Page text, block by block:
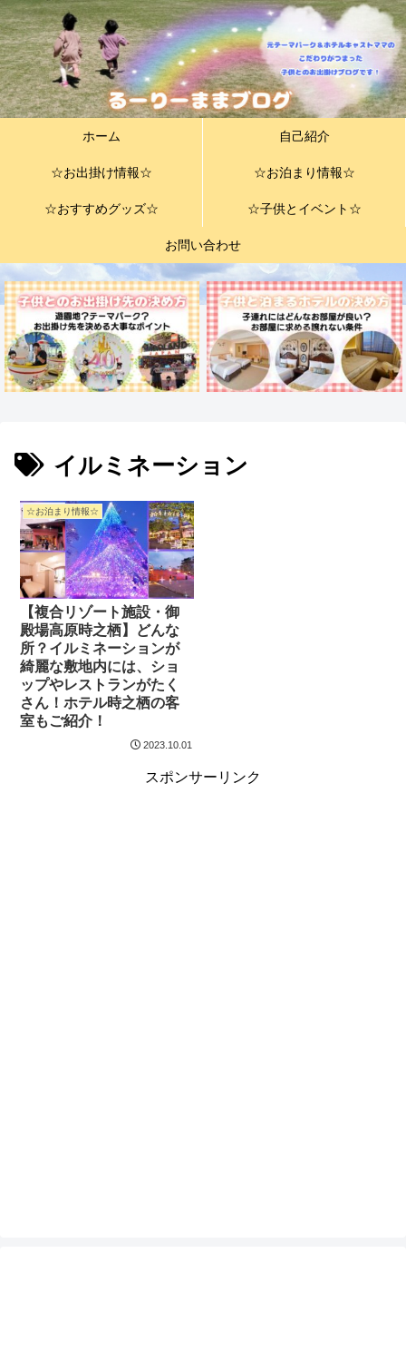
ホーム 自己紹介
☆お出掛け情報☆ ☆お泊まり情報☆
☆おすすめグッズ☆ ☆子供とイベント☆
お問い合わせ
イルミネーション
☆お泊まり情報☆
【複合リゾート施設・御
殿場高原時之栖】どんな
所？イルミネーションが
綺麗な敷地内には、ショ
ップやレストランがたく
さん！ホテル時之栖の客
室もご紹介！
2023.10.01
スポンサーリンク